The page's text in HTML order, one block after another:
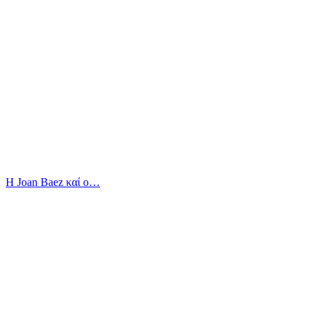
Η Joan Baez καί ο…